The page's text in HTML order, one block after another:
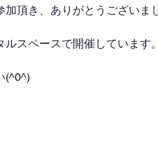
頂き、ありがとうございま
スペースで開催しています。
(^0^)